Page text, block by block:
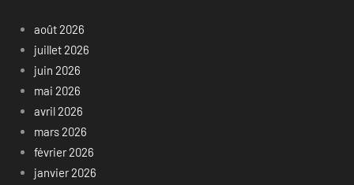
août 2026
juillet 2026
juin 2026
mai 2026
avril 2026
mars 2026
février 2026
janvier 2026